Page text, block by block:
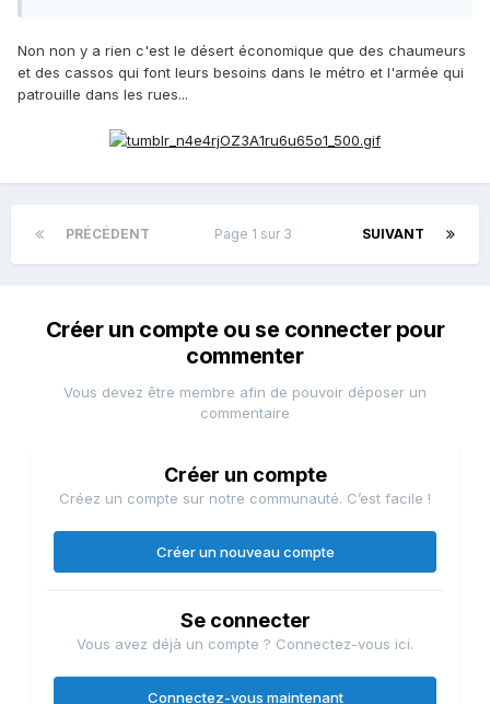
Non non y a rien c'est le désert économique que des chaumeurs
et des cassos qui font leurs besoins dans le métro et l'armée qui
patrouille dans les rues...
PRÉCÉDENT SUIVANT
Page 1 sur 3
Créer un compte ou se connecter pour
commenter
Vous devez être membre afin de pouvoir déposer un
commentaire
Créer un compte
Créez un compte sur notre communauté. C’est facile !
Créer un nouveau compte
Se connecter
Vous avez déjà un compte ? Connectez-vous ici.
Connectez-vous maintenant